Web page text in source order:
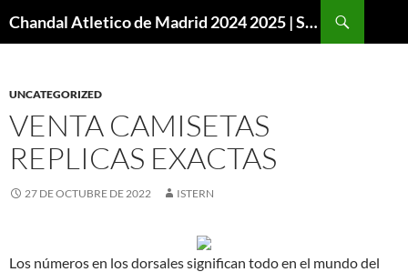
Chandal Atletico de Madrid 2024 2025 | SuperVigo
UNCATEGORIZED
VENTA CAMISETAS
REPLICAS EXACTAS
27 DE OCTUBRE DE 2022 ISTERN
Los números en los dorsales significan todo en el mundo del